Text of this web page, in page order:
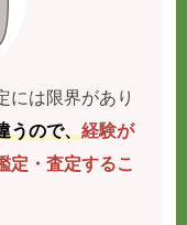
には限界があり
うので、経験が
定・査定するこ